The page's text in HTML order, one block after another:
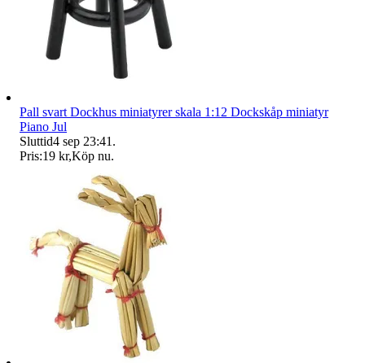
Pall svart Dockhus miniatyrer skala 1:12 Dockskåp miniatyr
Piano Jul
Sluttid4 sep 23:41 .
Pris:19 kr,Köp nu.